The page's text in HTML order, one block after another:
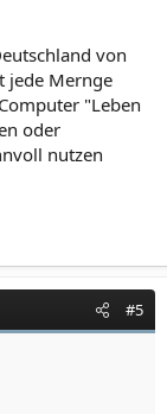
von
jede Mernge
"Leben
oder
nutzen
#5